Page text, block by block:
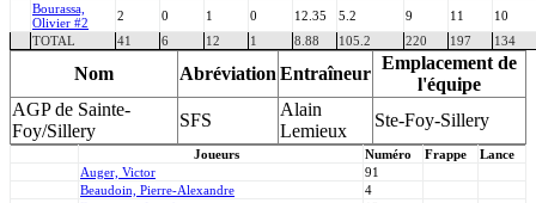
Bourassa,
Olivier #2
2 0 1 0 12.35 5.2 9 11
10
TOTAL
41 6 12 1 8.88 105.2 220 197 134
Nom Abréviation Entraîneur
Emplacement de
l'équipe
AGP de Sainte-
Foy/Sillery
SFS
Alain
Lemieux
Ste-Foy-Sillery
Joueurs Numéro Frappe
Lance
Auger, Victor
91
Beaudoin, Pierre-Alexandre
4